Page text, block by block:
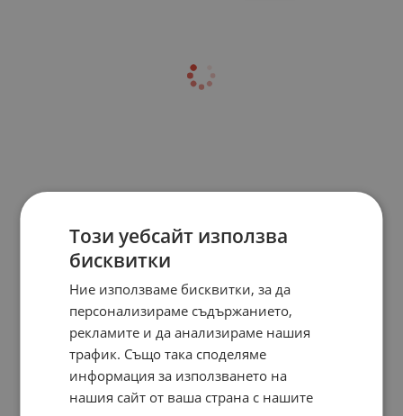
Този уебсайт използва
бисквитки
Ние използваме бисквитки, за да
персонализираме съдържанието,
рекламите и да анализираме нашия
трафик. Също така споделяме
информация за използването на
нашия сайт от ваша страна с нашите